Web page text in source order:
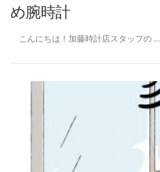
め腕時計
こんにちは！加藤時計店スタッフの …